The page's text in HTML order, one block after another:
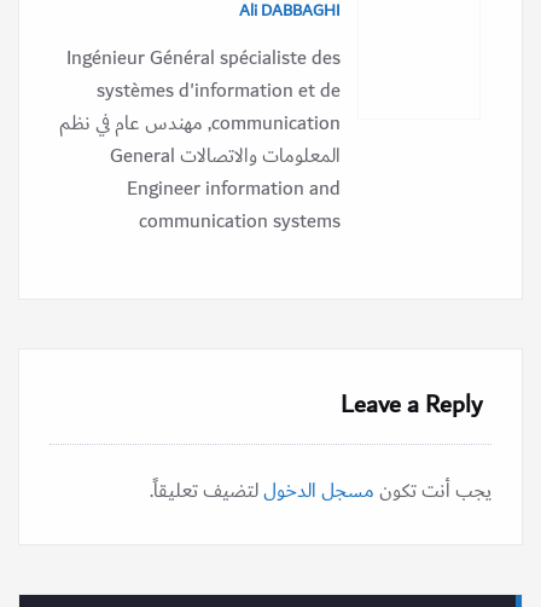
Ali DABBAGHI
Ingénieur Général spécialiste des
systèmes d'information et de
communication, مهندس عام في نظم
المعلومات والاتصالات General
Engineer information and
communication systems
Leave a Reply
يجب أنت تكونمسجل الدخوللتضيف تعليقاً.